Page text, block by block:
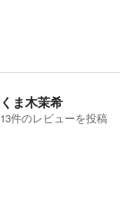
くま木茉希
13件のレビューを投稿